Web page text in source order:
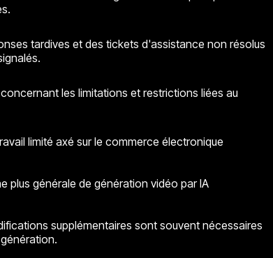
tardives et des tickets d'assistance non résolus
les limitations et restrictions liées au
limité axé sur le commerce électronique
plus générale de génération vidéo par IA
supplémentaires sont souvent nécessaires